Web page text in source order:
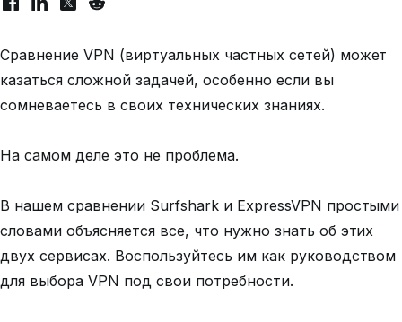
Сравнение VPN (виртуальных частных сетей) может
казаться сложной задачей, особенно если вы
сомневаетесь в своих технических знаниях.
На самом деле это не проблема.
В нашем сравнении Surfshark и ExpressVPN простыми
словами объясняется все, что нужно знать об этих
двух сервисах. Воспользуйтесь им как руководством
для выбора VPN под свои потребности.